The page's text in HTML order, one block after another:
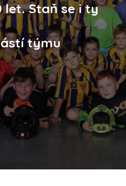
let. Staň se i ty
týmu